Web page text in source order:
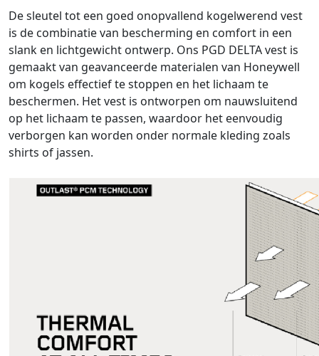
De sleutel tot een goed onopvallend kogelwerend vest
is de combinatie van bescherming en comfort in een
slank en lichtgewicht ontwerp. Ons PGD DELTA vest is
gemaakt van geavanceerde materialen van Honeywell
om kogels effectief te stoppen en het lichaam te
beschermen. Het vest is ontworpen om nauwsluitend
op het lichaam te passen, waardoor het eenvoudig
verborgen kan worden onder normale kleding zoals
shirts of jassen.